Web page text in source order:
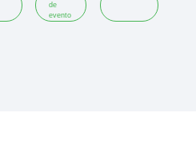
de
evento